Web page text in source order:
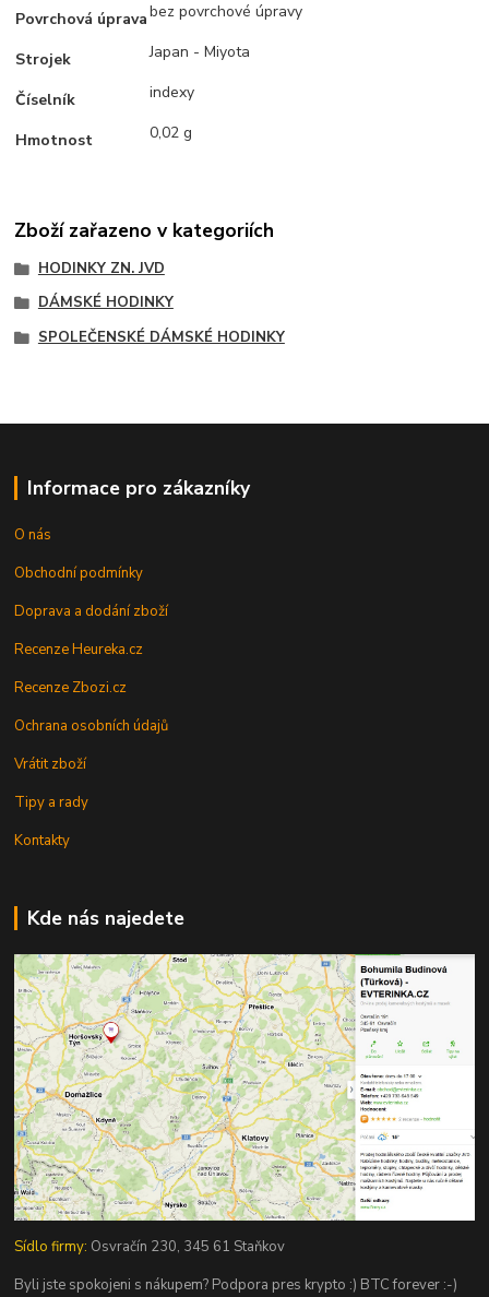
Povrchová úpravabez povrchové úpravy
Strojek Japan - Miyota
Číselník indexy
Hmotnost 0,02 g
Zboží zařazeno v kategoriích
HODINKY ZN. JVD
DÁMSKÉ HODINKY
SPOLEČENSKÉ DÁMSKÉ HODINKY
Informace pro zákazníky
O nás
Obchodní podmínky
Doprava a dodání zboží
Recenze Heureka.cz
Recenze Zbozi.cz
Ochrana osobních údajů
Vrátit zboží
Tipy a rady
Kontakty
Kde nás najedete
Sídlo firmy: Osvračín 230, 345 61 Staňkov
Byli jste spokojeni s nákupem? Podpora pres krypto :) BTC forever :-)